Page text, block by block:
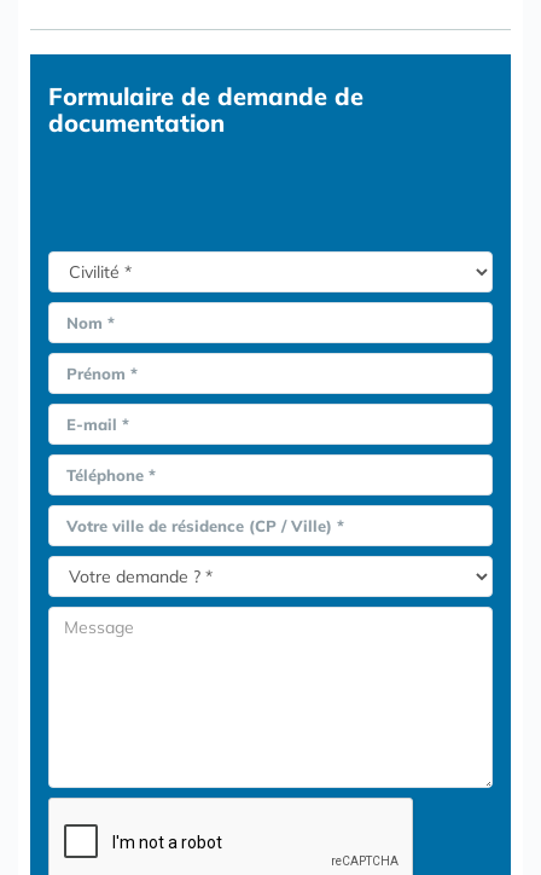
Formulaire de demande de
documentation
Nom *
Prénom *
E-mail *
Téléphone *
Votre ville de résidence (CP / Ville) *